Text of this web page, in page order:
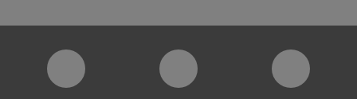
PTW YouTube KanalPTW LinkedIn